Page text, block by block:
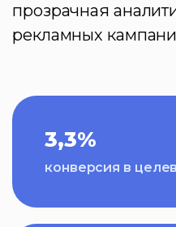
прозрачная
рекламных
3,3%
конверсия в